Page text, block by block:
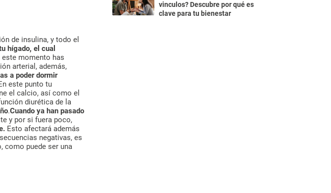
de insulina, y todo el
hígado, el cual
este momento has
arterial, además,
a poder dormir
este punto tu
el calcio, así como el
diurética de la
.Cuando ya han pasado
y por si fuera poco,
Esto afectará además
negativas, es
como puede ser una
vinculos? Descubre por qué es
clave para tu bienestar